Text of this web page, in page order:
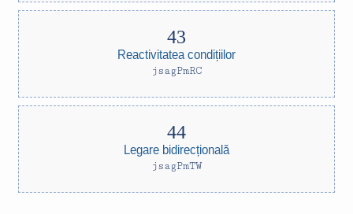
Reactivitatea condițiilor
jsagPmRC
Legare bidirecțională
jsagPmTW